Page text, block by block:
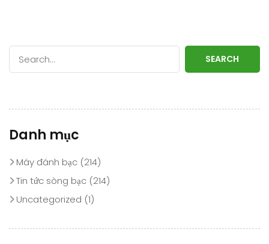
SEARCH
Danh mục
Máy đánh bạc (214)
Tin tức sòng bạc (214)
Uncategorized (1)